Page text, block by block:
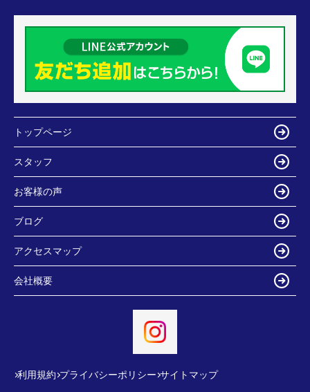
トップページ
スタッフ
お客様の声
ブログ
アクセスマップ
会社概要
利用規約 プライバシーポリシー サイトマップ